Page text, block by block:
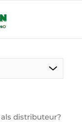
distributeur?